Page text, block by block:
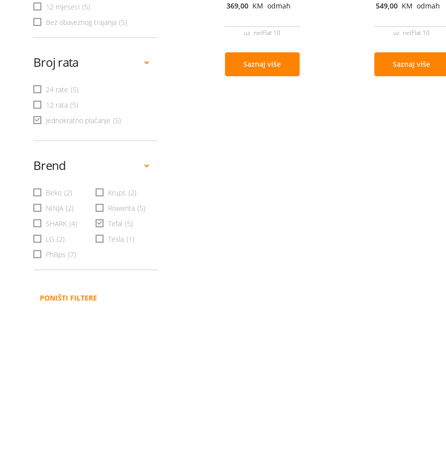
12 mjeseci (5)
Bez obaveznog trajanja (5)
Broj rata
24 rate (5)
12 rata (5)
Jednokratno plaćanje (5)
Brend
Beko (2) Krups (2)
NINJA (2) Rowenta (5)
SHARK (4) Tefal (5)
LG (2) Tesla (1)
Philips (7)
PONIŠTI FILTERE
369,00 KM odmah
uz netFlat 10
Saznaj više
549,00 KM odmah
uz netFlat 10
Saznaj više